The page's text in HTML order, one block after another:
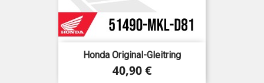
Honda Original-Gleitring
Preis
40,90 €